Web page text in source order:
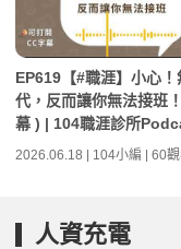
EP619【#職涯】小心！
代，反而讓你無法接班
幕 ) | 104職涯診所
2026.06.18 | 104小編 | 60
人資充電